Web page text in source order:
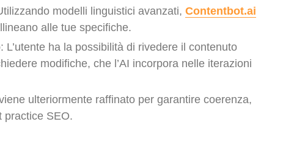
modelli linguistici avanzati, Contentbot.ai
alle tue specifiche.
: L’utente ha la possibilità di rivedere il contenuto
modifiche, che l’AI incorpora nelle iterazioni
ulteriormente raffinato per garantire coerenza,
practice SEO.